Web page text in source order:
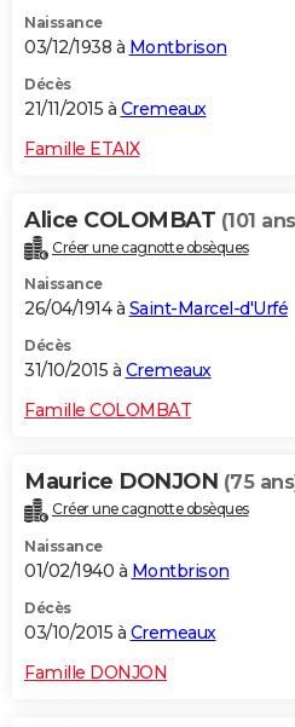
Naissance
03/12/1938 à Montbrison
Décès
21/11/2015 à Cremeaux
Famille ETAIX
Alice COLOMBAT (101
Créer une cagnotte obsèques
Naissance
26/04/1914 à Saint-Marcel-d'Urfé
Décès
31/10/2015 à Cremeaux
Famille COLOMBAT
Maurice DONJON (75
Créer une cagnotte obsèques
Naissance
01/02/1940 à Montbrison
Décès
03/10/2015 à Cremeaux
Famille DONJON